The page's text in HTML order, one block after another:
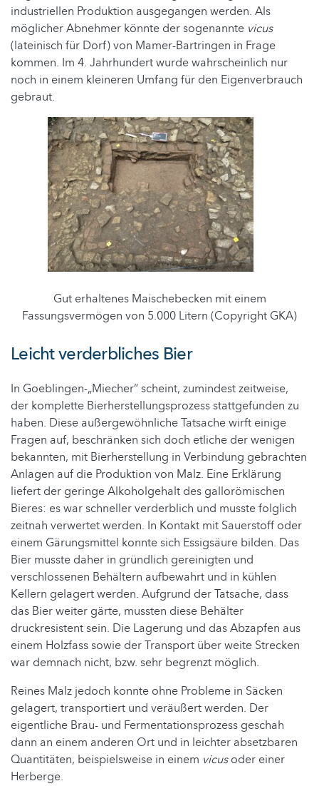
industriellen Produktion ausgegangen werden. Als
möglicher Abnehmer könnte der sogenannte vicus
(lateinisch für Dorf) von Mamer-Bartringen in Frage
kommen. Im 4. Jahrhundert wurde wahrscheinlich nur
noch in einem kleineren Umfang für den Eigenverbrauch
gebraut.
Gut erhaltenes Maischebecken mit einem
Fassungsvermögen von 5.000 Litern (Copyright GKA)
Leicht verderbliches Bier
In Goeblingen-„Miecher“ scheint, zumindest zeitweise,
der komplette Bierherstellungsprozess stattgefunden zu
haben. Diese außergewöhnliche Tatsache wirft einige
Fragen auf, beschränken sich doch etliche der wenigen
bekannten, mit Bierherstellung in Verbindung gebrachten
Anlagen auf die Produktion von Malz. Eine Erklärung
liefert der geringe Alkoholgehalt des gallorömischen
Bieres: es war schneller verderblich und musste folglich
zeitnah verwertet werden. In Kontakt mit Sauerstoff oder
einem Gärungsmittel konnte sich Essigsäure bilden. Das
Bier musste daher in gründlich gereinigten und
verschlossenen Behältern aufbewahrt und in kühlen
Kellern gelagert werden. Aufgrund der Tatsache, dass
das Bier weiter gärte, mussten diese Behälter
druckresistent sein. Die Lagerung und das Abzapfen aus
einem Holzfass sowie der Transport über weite Strecken
war demnach nicht, bzw. sehr begrenzt möglich.
Reines Malz jedoch konnte ohne Probleme in Säcken
gelagert, transportiert und veräußert werden. Der
eigentliche Brau- und Fermentationsprozess geschah
dann an einem anderen Ort und in leichter absetzbaren
Quantitäten, beispielsweise in einem vicusoder einer
Herberge.